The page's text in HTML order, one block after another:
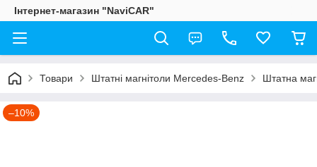
Інтернет-магазин "NaviCAR"
Товари Штатні магнітоли Mercedes-Benz Штатна
–10%